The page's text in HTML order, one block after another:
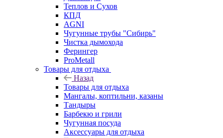
Теплов и Сухов
КПД
AGNI
Чугунные трубы "Сибирь"
Чистка дымохода
Ферингер
ProMetall
Товары для отдыха
Назад
Товары для отдыха
Мангалы, коптильни, казаны
Тандыры
Барбекю и грили
Чугунная посуда
Аксессуары для отдыха